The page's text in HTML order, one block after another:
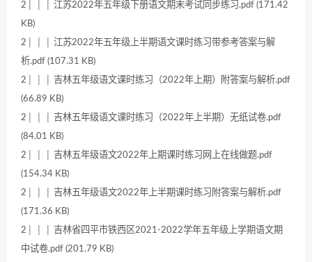
2│ │ │ 江苏2022年五年级下册语文期末考试同步练习.pdf (171.42
KB)
2│ │ │ 江苏2022年五年级上半期语文课时练习带参考答案与解
析.pdf (107.31 KB)
2│ │ │ 吉林五年级语文课时练习（2022年上期）附答案与解析.pdf
(66.89 KB)
2│ │ │ 吉林五年级语文课时练习（2022年上半期）无纸试卷.pdf
(84.01 KB)
2│ │ │ 吉林五年级语文2022年上期课时练习网上在线做题.pdf
(154.34 KB)
2│ │ │ 吉林五年级语文2022年上半期课时练习附答案与解析.pdf
(171.36 KB)
2│ │ │ 吉林省四平市铁西区2021-2022学年五年级上学期语文期
中试卷.pdf (201.79 KB)